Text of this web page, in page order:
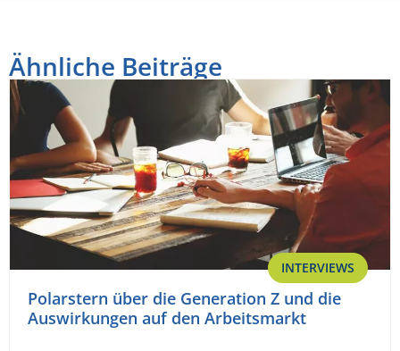
Ähnliche Beiträge
INTERVIEWS
Polarstern über die Generation Z und die
Auswirkungen auf den Arbeitsmarkt